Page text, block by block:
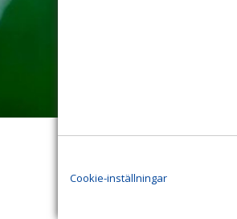
Cookie-inställningar